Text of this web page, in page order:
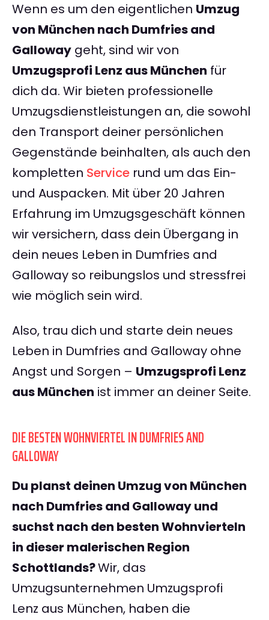
Wenn es um den eigentlichen Umzug
von München nach Dumfries and
Galloway geht, sind wir von
Umzugsprofi Lenz aus München für
dich da. Wir bieten professionelle
Umzugsdienstleistungen an, die sowohl
den Transport deiner persönlichen
Gegenstände beinhalten, als auch den
kompletten Service rund um das Ein-
und Auspacken. Mit über 20 Jahren
Erfahrung im Umzugsgeschäft können
wir versichern, dass dein Übergang in
dein neues Leben in Dumfries and
Galloway so reibungslos und stressfrei
wie möglich sein wird.
Also, trau dich und starte dein neues
Leben in Dumfries and Galloway ohne
Angst und Sorgen – Umzugsprofi Lenz
aus München ist immer an deiner Seite.
DIE BESTEN WOHNVIERTEL IN DUMFRIES AND
GALLOWAY
Du planst deinen Umzug von München
nach Dumfries and Galloway und
suchst nach den besten Wohnvierteln
in dieser malerischen Region
Schottlands?Wir, das
Umzugsunternehmen Umzugsprofi
Lenz aus München, haben die